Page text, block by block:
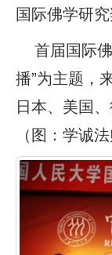
国际佛学研究
首届国际
播”为主题，
日本、美国
（图：学诚